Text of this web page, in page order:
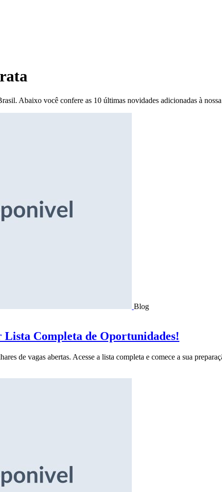
Abaixo você confere as 10 últimas novidades adicionadas à
Blog
Completa de Oportunidades!
de vagas abertas. Acesse a lista completa e comece a sua